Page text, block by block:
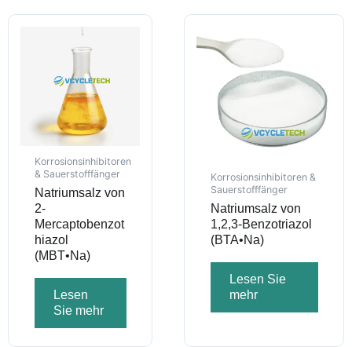
Korrosionsinhibitoren
& Sauerstofffänger
Natriumsalz von
2-
Mercaptobenzot
hiazol
(MBT•Na)
Lesen
Sie mehr
Korrosionsinhibitoren &
Sauerstofffänger
Natriumsalz von
1,2,3-Benzotriazol
(BTA•Na)
Lesen Sie
mehr